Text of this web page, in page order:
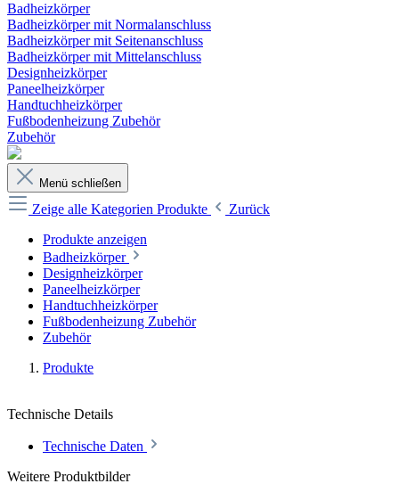
Badheizkörper
Badheizkörper mit Normalanschluss
Badheizkörper mit Seitenanschluss
Badheizkörper mit Mittelanschluss
Designheizkörper
Paneelheizkörper
Handtuchheizkörper
Fußbodenheizung Zubehör
Zubehör
Menü schließen
Zeige alle Kategorien Produkte
Zurück
Produkte anzeigen
Badheizkörper
Designheizkörper
Paneelheizkörper
Handtuchheizkörper
Fußbodenheizung Zubehör
Zubehör
Produkte
Technische Details
Technische Daten
Weitere Produktbilder